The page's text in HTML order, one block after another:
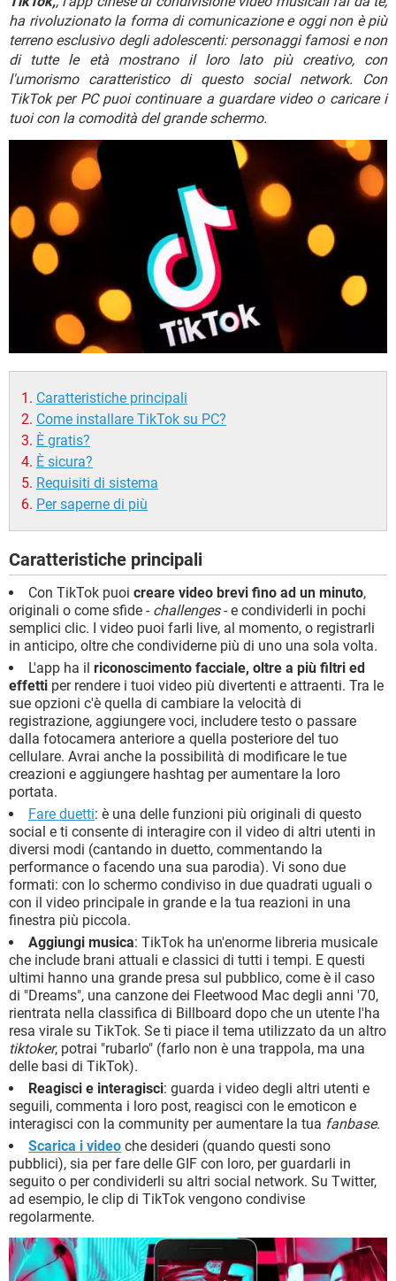
TIKTOK FACEBOOK
HARDWARE
ha rivoluzionato la forma di comunicazione e oggi non è più
terreno esclusivo degli adolescenti: personaggi famosi e non
di tutte le età mostrano il loro lato più creativo, con
l'umorismo caratteristico di questo social network. Con
TikTok per PC puoi continuare a guardare video o caricare i
tuoi con la comodità del grande schermo.
Caratteristiche principali
Come installare TikTok su PC?
È gratis?
È sicura?
Requisiti di sistema
Per saperne di più
Caratteristiche principali
Con TikTok puoi creare video brevi fino ad un minuto,
originali o come sfide - challenges- e condividerli in pochi
semplici clic. I video puoi farli live, al momento, o registrarli
in anticipo, oltre che condividerne più di uno una sola volta.
L'app ha il riconoscimento facciale, oltre a più filtri ed
effetti per rendere i tuoi video più divertenti e attraenti. Tra le
sue opzioni c'è quella di cambiare la velocità di
registrazione, aggiungere voci, includere testo o passare
dalla fotocamera anteriore a quella posteriore del tuo
cellulare. Avrai anche la possibilità di modificare le tue
creazioni e aggiungere hashtag per aumentare la loro
portata.
Fare duetti: è una delle funzioni più originali di questo
social e ti consente di interagire con il video di altri utenti in
diversi modi (cantando in duetto, commentando la
performance o facendo una sua parodia). Vi sono due
formati: con lo schermo condiviso in due quadrati uguali o
con il video principale in grande e la tua reazioni in una
finestra più piccola.
Aggiungi musica: TikTok ha un'enorme libreria musicale
che include brani attuali e classici di tutti i tempi. E questi
ultimi hanno una grande presa sul pubblico, come è il caso
di "Dreams", una canzone dei Fleetwood Mac degli anni '70,
rientrata nella classifica di Billboard dopo che un utente l'ha
resa virale su TikTok. Se ti piace il tema utilizzato da un altro
tiktoker, potrai "rubarlo" (farlo non è una trappola, ma una
delle basi di TikTok).
Reagisci e interagisci: guarda i video degli altri utenti e
seguili, commenta i loro post, reagisci con le emoticon e
interagisci con la community per aumentare la tua fanbase.
Scarica i video che desideri (quando questi sono
pubblici), sia per fare delle GIF con loro, per guardarli in
seguito o per condividerli su altri social network. Su Twitter,
ad esempio, le clip di TikTok vengono condivise
regolarmente.